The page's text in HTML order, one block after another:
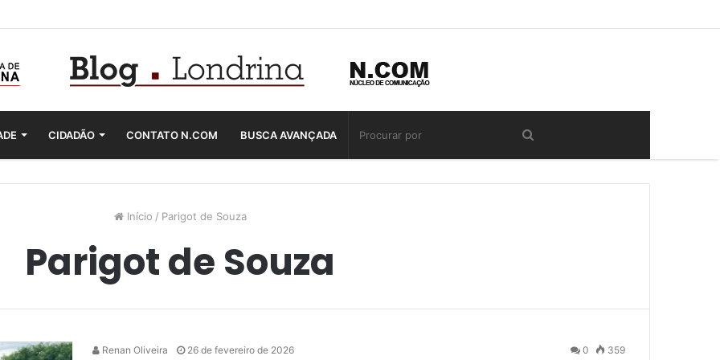
CIDADÃO CONTATO N.COM BUSCA AVANÇADA
Início / Parigot de Souza
Parigot de Souza
Renan Oliveira 26 de fevereiro de 2026 0 359